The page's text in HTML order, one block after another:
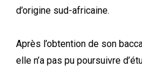
d’origine sud-africaine.
Après l’obtention de son
elle n’a pas pu poursuivre